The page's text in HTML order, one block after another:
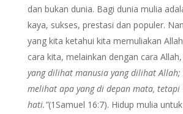
dan bukan dunia. Bagi dunia mulia
kaya, sukses, prestasi dan populer.
yang kita ketahui kita memuliakan
cara kita, melainkan dengan cara
yang dilihat manusia yang dilihat Allah;
melihat apa yang di depan mata, tetapi
hati.”(1Samuel 16:7). Hidup mulia